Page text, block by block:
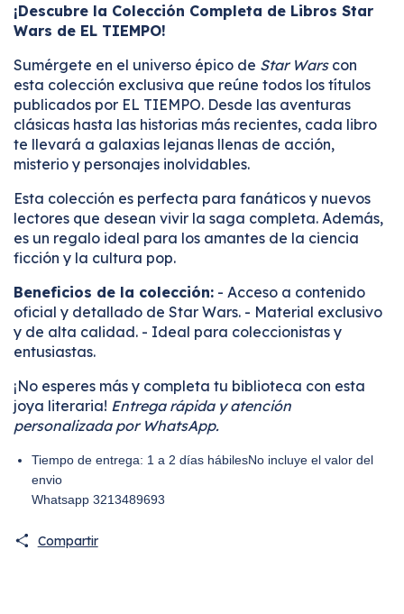
¡Descubre la Colección Completa de Libros Star
Wars de EL TIEMPO!
Sumérgete en el universo épico de Star Warscon
esta colección exclusiva que reúne todos los títulos
publicados por EL TIEMPO. Desde las aventuras
clásicas hasta las historias más recientes, cada libro
te llevará a galaxias lejanas llenas de acción,
misterio y personajes inolvidables.
Esta colección es perfecta para fanáticos y nuevos
lectores que desean vivir la saga completa. Además,
es un regalo ideal para los amantes de la ciencia
ficción y la cultura pop.
Beneficios de la colección: - Acceso a contenido
oficial y detallado de Star Wars. - Material exclusivo
y de alta calidad. - Ideal para coleccionistas y
entusiastas.
¡No esperes más y completa tu biblioteca con esta
joya literaria! Entrega rápida y atención
personalizada por WhatsApp.
Tiempo de entrega: 1 a 2 días hábilesNo incluye el valor del
envio
Whatsapp 3213489693
Compartir